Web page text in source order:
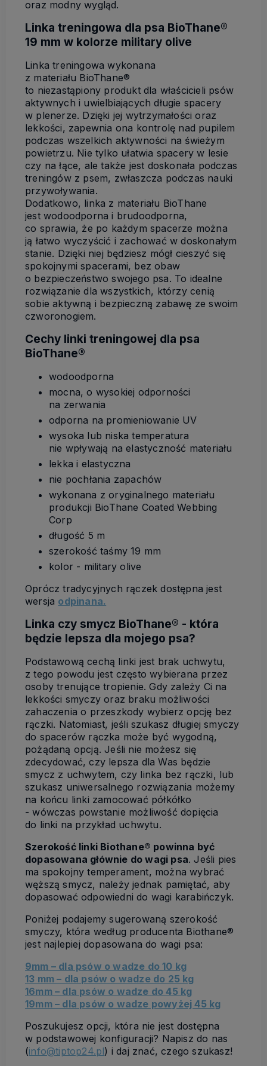
oraz modny wygląd.
Linka treningowa dla psa BioThane®
19 mm w kolorze military olive
Linka treningowa wykonana
z materiału BioThane®
to niezastąpiony produkt dla właścicieli psów
aktywnych i uwielbiających długie spacery
w plenerze. Dzięki jej wytrzymałości oraz
lekkości, zapewnia ona kontrolę nad pupilem
podczas wszelkich aktywności na świeżym
powietrzu. Nie tylko ułatwia spacery w lesie
czy na łące, ale także jest doskonała podczas
treningów z psem, zwłaszcza podczas nauki
przywoływania.
Dodatkowo, linka z materiału BioThane
jest wodoodporna i brudoodporna,
co sprawia, że po każdym spacerze można
ją łatwo wyczyścić i zachować w doskonałym
stanie. Dzięki niej będziesz mógł cieszyć się
spokojnymi spacerami, bez obaw
o bezpieczeństwo swojego psa. To idealne
rozwiązanie dla wszystkich, którzy cenią
sobie aktywną i bezpieczną zabawę ze swoim
czworonogiem.
Cechy linki treningowej dla psa
BioThane®
wodoodporna
mocna, o wysokiej odporności
na zerwania
odporna na promieniowanie UV
wysoka lub niska temperatura
nie wpływają na elastyczność materiału
lekka i elastyczna
nie pochłania zapachów
wykonana z oryginalnego materiału
produkcji BioThane Coated Webbing
Corp
długość 5 m
szerokość taśmy 19 mm
kolor - military olive
Oprócz tradycyjnych rączek dostępna jest
wersja odpinana.
Linka czy smycz BioThane® - która
będzie lepsza dla mojego psa?
Podstawową cechą linki jest brak uchwytu,
z tego powodu jest często wybierana przez
osoby trenujące tropienie. Gdy zależy Ci na
lekkości smyczy oraz braku możliwości
zahaczenia o przeszkody wybierz opcję bez
rączki. Natomiast, jeśli szukasz długiej smyczy
do spacerów rączka może być wygodną,
pożądaną opcją. Jeśli nie możesz się
zdecydować, czy lepsza dla Was będzie
smycz z uchwytem, czy linka bez rączki, lub
szukasz uniwersalnego rozwiązania możemy
na końcu linki zamocować półkółko
- wówczas powstanie możliwość dopięcia
do linki na przykład uchwytu.
Szerokość linki Biothane® powinna być
dopasowana głównie do wagi psa. Jeśli pies
ma spokojny temperament, można wybrać
węższą smycz, należy jednak pamiętać, aby
dopasować odpowiedni do wagi karabińczyk.
Poniżej podajemy sugerowaną szerokość
smyczy, która według producenta Biothane®
jest najlepiej dopasowana do wagi psa:
9mm – dla psów o wadze do 10 kg
13 mm – dla psów o wadze do 25 kg
16mm – dla psów o wadze do 45 kg
19mm – dla psów o wadze powyżej 45 kg
Poszukujesz opcji, która nie jest dostępna
w podstawowej konfiguracji? Napisz do nas
(info@tiptop24.pl) i daj znać, czego szukasz!